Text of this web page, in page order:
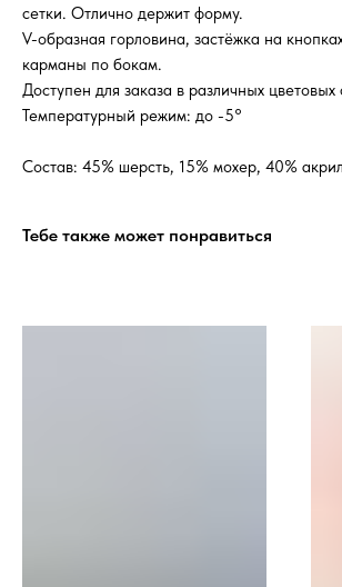
сетки. Отлично держит форму.
V-образная горловина, застёжка на
карманы по бокам.
Доступен для заказа в различных цветовых
Температурный режим: до -5°
Состав: 45% шерсть, 15% мохер, 40% акрил
Тебе также может понравиться